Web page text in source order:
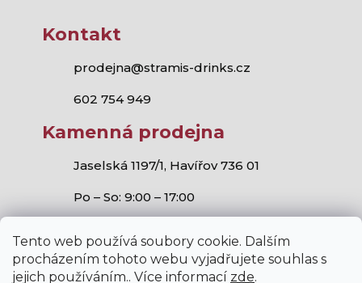
Tento web používá soubory cookie. Dalším
procházením tohoto webu vyjadřujete souhlas s
jejich používáním.. Více informací zde.
Kontakt
prodejna@stramis-drinks.cz
602 754 949
Kamenná prodejna
Jaselská 1197/1, Havířov 736 01
Po – So: 9:00 – 17:00